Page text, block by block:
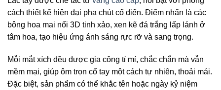
cách thiết kế hiện đại pha chút cổ điển. Điểm nhấn là các
bông hoa mai nổi 3D tinh xảo, xen kẽ đá trắng lấp lánh ở
tâm hoa, tạo hiệu ứng ánh sáng rực rỡ và sang trọng.
Mỗi mắt xích đều được gia công tỉ mỉ, chắc chắn mà vẫn
mềm mại, giúp ôm trọn cổ tay một cách tự nhiên, thoải mái.
Đặc biệt, sản phẩm có thể khắc tên hoặc ngày kỷ niệm